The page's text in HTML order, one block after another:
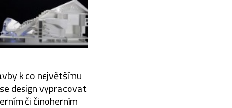
k co největšímu
design vypracovat
či činoherním